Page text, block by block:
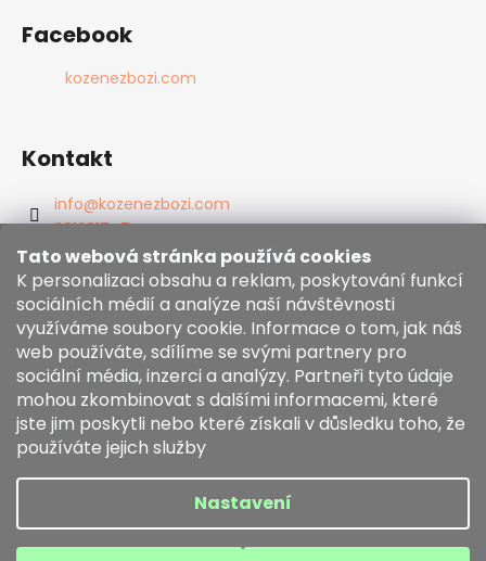
Tato webová stránka používá cookies
K personalizaci obsahu a reklam, poskytování funkcí
sociálních médií a analýze naší návštěvnosti
využíváme soubory cookie. Informace o tom, jak náš
web používáte, sdílíme se svými partnery pro
sociální média, inzerci a analýzy. Partneři tyto údaje
mohou zkombinovat s dalšími informacemi, které
jste jim poskytli nebo které získali v důsledku toho, že
používáte jejich služby
Nastavení
Facebook
kozenezbozi.com
Kontakt
info@kozenezbozi.com
381281747
603225633
https://www.facebook.com/kozenezbozi/
Informace pro vás
Obchodní podmínky
Zásady používání souborů cookies
Moje objednávka
Copyright 2026kozenezbozi.com. Všechna práva